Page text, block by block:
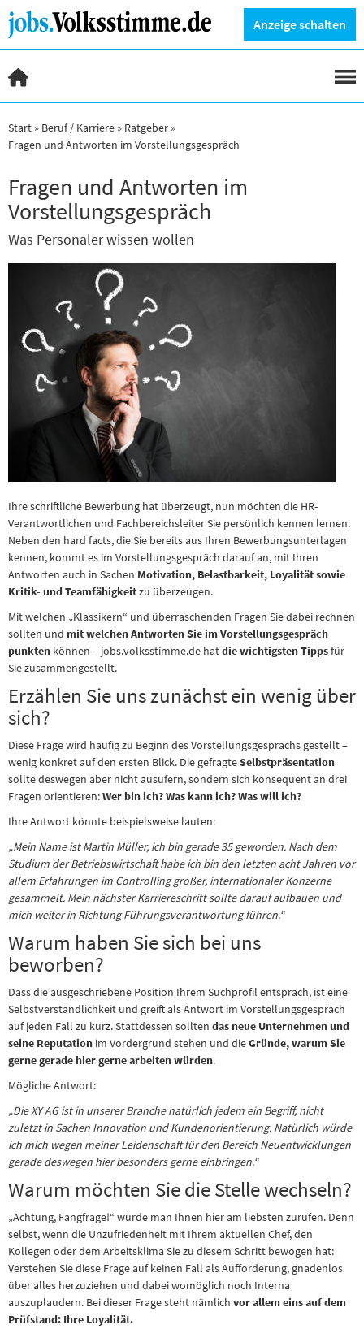
Anzeige schalten
Start Beruf / Karriere
Ratgeber
Fragen und Antworten im Vorstellungsgespräch
Fragen und Antworten im
Vorstellungsgespräch
Was Personaler wissen wollen
Ihre schriftliche Bewerbung hat überzeugt, nun möchten die HR-
Verantwortlichen und Fachbereichsleiter Sie persönlich kennen lernen.
Neben den hard facts, die Sie bereits aus Ihren Bewerbungsunterlagen
kennen, kommt es im Vorstellungsgespräch darauf an, mit Ihren
Antworten auch in Sachen Motivation, Belastbarkeit, Loyalität sowie
Kritik- und Teamfähigkeitzu überzeugen.
Mit welchen „Klassikern“ und überraschenden Fragen Sie dabei rechnen
sollten und mit welchen Antworten Sie im Vorstellungsgespräch
punkten können – jobs.volksstimme.de hatdie wichtigsten Tippsfür
Sie zusammengestellt.
Erzählen Sie uns zunächst ein wenig über
sich?
Diese Frage wird häufig zu Beginn des Vorstellungsgesprächs gestellt –
wenig konkret auf den ersten Blick. Die gefragteSelbstpräsentation
sollte deswegen aber nicht ausufern, sondern sich konsequent an drei
Fragen orientieren:Wer bin ich? Was kann ich? Was will ich?
Ihre Antwort könnte beispielsweise lauten:
„Mein Name ist Martin Müller, ich bin gerade 35 geworden. Nach dem
Studium der Betriebswirtschaft habe ich bin den letzten acht Jahren vor
allem Erfahrungen im Controlling großer, internationaler Konzerne
gesammelt. Mein nächster Karriereschritt sollte darauf aufbauen und
mich weiter in Richtung Führungsverantwortung führen.“
Warum haben Sie sich bei uns
beworben?
Dass die ausgeschriebene Position Ihrem Suchprofil entsprach, ist eine
Selbstverständlichkeit und greift als Antwort im Vorstellungsgespräch
auf jeden Fall zu kurz. Stattdessen sollten das neue Unternehmen und
seine Reputation im Vordergrund stehen und dieGründe, warum Sie
gerne gerade hier gerne arbeiten würden.
Mögliche Antwort:
„Die XY AG ist in unserer Branche natürlich jedem ein Begriff, nicht
zuletzt in Sachen Innovation und Kundenorientierung. Natürlich würde
ich mich wegen meiner Leidenschaft für den Bereich Neuentwicklungen
gerade deswegen hier besonders gerne einbringen.“
Warum möchten Sie die Stelle wechseln?
„Achtung, Fangfrage!“ würde man Ihnen hier am liebsten zurufen. Denn
selbst, wenn die Unzufriedenheit mit Ihrem aktuellen Chef, den
Kollegen oder dem Arbeitsklima Sie zu diesem Schritt bewogen hat:
Verstehen Sie diese Frage auf keinen Fall als Aufforderung, gnadenlos
über alles herzuziehen und dabei womöglich noch Interna
auszuplaudern. Bei dieser Frage steht nämlich vor allem eins auf dem
Prüfstand: Ihre Loyalität.